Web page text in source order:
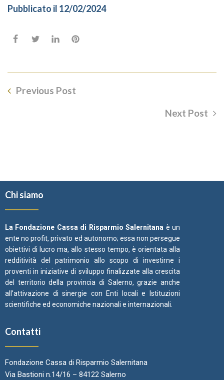
Pubblicato il 12/02/2024
Previous Post
Next Post
Chi siamo
La Fondazione Cassa di Risparmio Salernitana è un
ente no profit, privato ed autonomo; essa non persegue
obiettivi di lucro ma, allo stesso tempo, è orientata alla
redditività del patrimonio allo scopo di investirne i
proventi in iniziative di sviluppo finalizzate alla crescita
del territorio della provincia di Salerno, grazie anche
all’attivazione di sinergie con Enti locali e Istituzioni
scientifiche ed economiche nazionali e internazionali.
Contatti
Fondazione Cassa di Risparmio Salernitana
Via Bastioni n.14/16 – 84122 Salerno